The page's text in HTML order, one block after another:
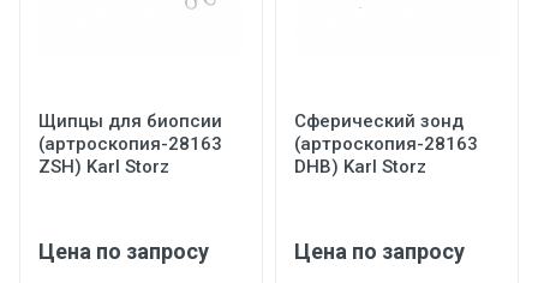
Щипцы для биопсии
(артроскопия-28163
ZSH) Karl Storz
Цена по запросу
Сферический зонд
(артроскопия-28163
DHB) Karl Storz
Цена по запросу